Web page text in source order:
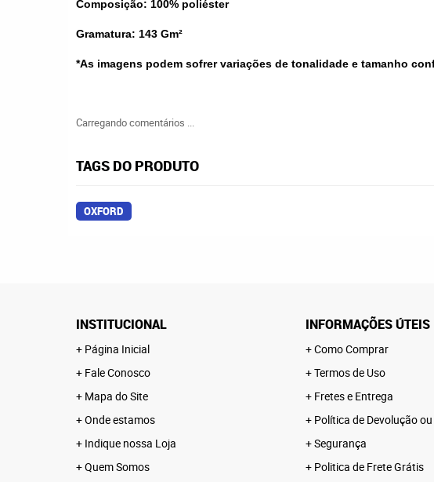
Composição: 100% poliéster
Gramatura: 143 Gm²
*As imagens podem sofrer variações de tonalidade e tamanho
Carregando comentários ...
TAGS DO PRODUTO
OXFORD
INSTITUCIONAL
Página Inicial
Fale Conosco
Mapa do Site
Onde estamos
Indique nossa Loja
Quem Somos
INFORMAÇÕES ÚTEIS
Como Comprar
Termos de Uso
Fretes e Entrega
Política de Devolução
Segurança
Politica de Frete Grátis